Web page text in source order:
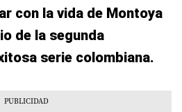
con la vida de Montoya
de la segunda
serie colombiana.